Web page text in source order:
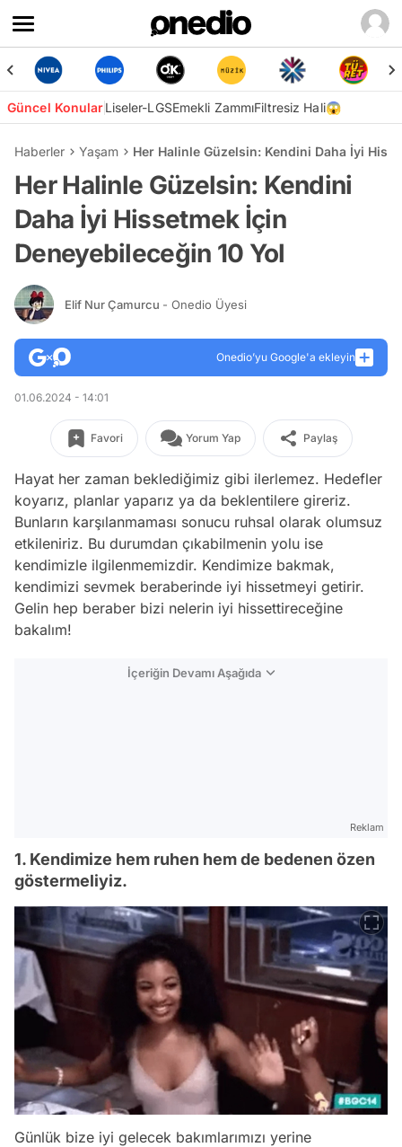
Güncel KonularLiseler-LGSEmekli ZammıFiltresiz Hali😱
Haberler Yaşam Her Halinle Güzelsin: Kendini Daha İyi
Her Halinle Güzelsin: Kendini
Daha İyi Hissetmek İçin
Deneyebileceğin 10 Yol
Elif Nur Çamurcu - Onedio Üyesi
Onedio’yu Google'a ekleyin
01.06.2024 - 14:01
Favori Yorum Yap Paylaş
Hayat her zaman beklediğimiz gibi ilerlemez. Hedefler
koyarız, planlar yaparız ya da beklentilere gireriz.
Bunların karşılanmaması sonucu ruhsal olarak olumsuz
etkileniriz. Bu durumdan çıkabilmenin yolu ise
kendimizle ilgilenmemizdir. Kendimize bakmak,
kendimizi sevmek beraberinde iyi hissetmeyi getirir.
Gelin hep beraber bizi nelerin iyi hissettireceğine
bakalım!
İçeriğin Devamı Aşağıda
Reklam
1. Kendimize hem ruhen hem de bedenen özen
göstermeliyiz.
Günlük bize iyi gelecek bakımlarımızı yerine